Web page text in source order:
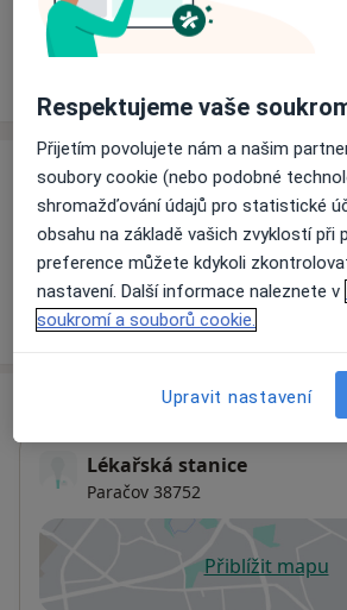
Ceník
Informace o službách a cenách
Tento specialista ještě nepřidával
svých službách.
Lékařská stanice
Paračov 38752
Přiblížit mapu
se
Respektujeme vaše
Přijetím povolujete nám a našim
soubory cookie (nebo podobné
shromažďování údajů pro statistické
obsahu na základě vašich zvyklostí při
preference můžete kdykoli
nastavení. Další informace naleznete v
soukromí a souborů cookie.
Upravit nastavení